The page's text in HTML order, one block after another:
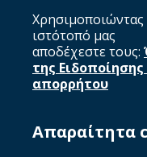
Η δουλειά
Έρευνα &
Χρησιμοποιώντας
ιστότοπό μας
αποδέχεστε τους:
της
απορρήτου
Απαραίτητα